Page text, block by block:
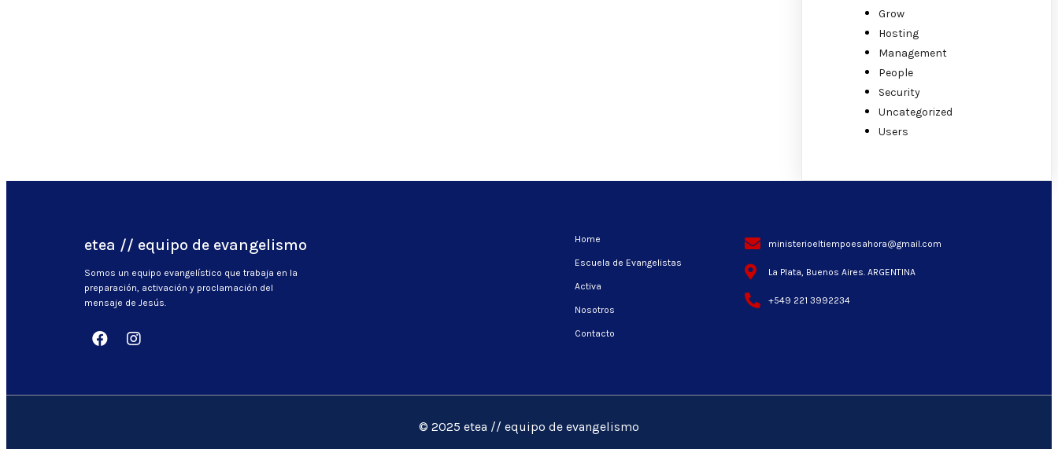
Grow
Hosting
Management
People
Security
Uncategorized
Users
etea // equipo de evangelismo
Somos un equipo evangelístico que trabaja en la
preparación, activación y proclamación del
mensaje de Jesús.
Home
Escuela de Evangelistas
Activa
Nosotros
Contacto
ministerioeltiempoesahora@gmail.com
La Plata, Buenos Aires. ARGENTINA
+549 221 3992234
© 2025 etea // equipo de evangelismo